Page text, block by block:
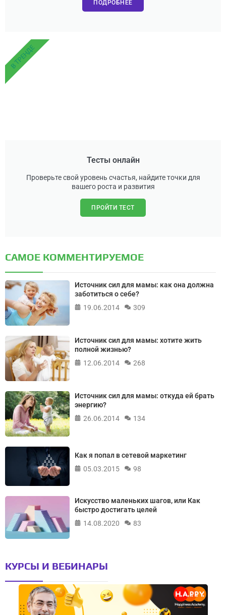
ПОДРОБНЕЕ
Тесты онлайн
Проверьте свой уровень счастья, найдите точки для
вашего роста и развития
ПРОЙТИ ТЕСТ
В ТРЕНДЕ
САМОЕ КОММЕНТИРУЕМОЕ
Источник сил для мамы: как она должна
заботиться о себе?
19.06.2014
309
Источник сил для мамы: хотите жить
полной жизнью?
12.06.2014
268
Источник сил для мамы: откуда ей брать
энергию?
26.06.2014
134
Как я попал в сетевой маркетинг
05.03.2015
98
Искусство маленьких шагов, или Как
быстро достигать целей
14.08.2020
83
КУРСЫ И ВЕБИНАРЫ